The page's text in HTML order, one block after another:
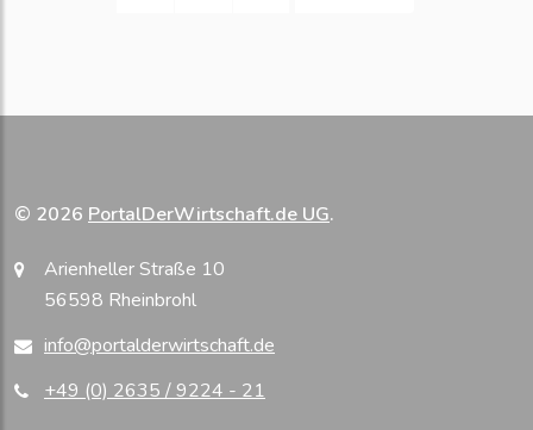
© 2026 PortalDerWirtschaft.de UG.
Arienheller Straße 10
56598 Rheinbrohl
info@portalderwirtschaft.de
+49 (0) 2635 / 9224 - 21